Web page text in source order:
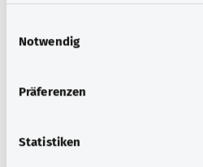
Notwendig
Präferenzen
Statistiken
Sepsis